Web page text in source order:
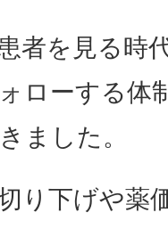
者を見る時
ローする体
ました。
り下げや薬